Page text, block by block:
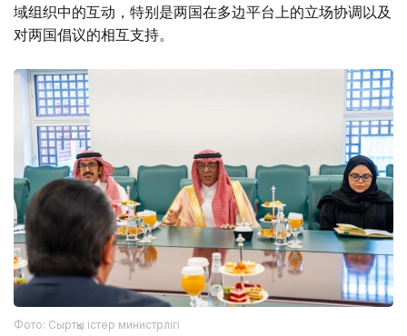
域组织中的互动，特别是两国在多边平台上的立场协调以及
对两国倡议的相互支持。
Фото: Сыртқы істер министрлігі